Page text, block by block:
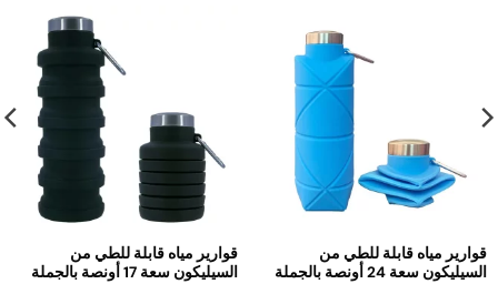
قوارير مياه قابلة للطي من
السيليكون سعة 24 أونصة بالجملة
قوارير مياه قابلة للطي من
السيليكون سعة 17 أونصة بالجملة